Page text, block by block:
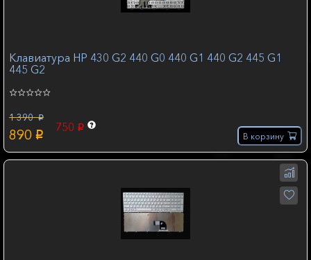
Клавиатура HP 430 G2 440 G0 440 G1 440 G2 445 G1
445 G2
1 390 p
890 p
750 p
В корзину